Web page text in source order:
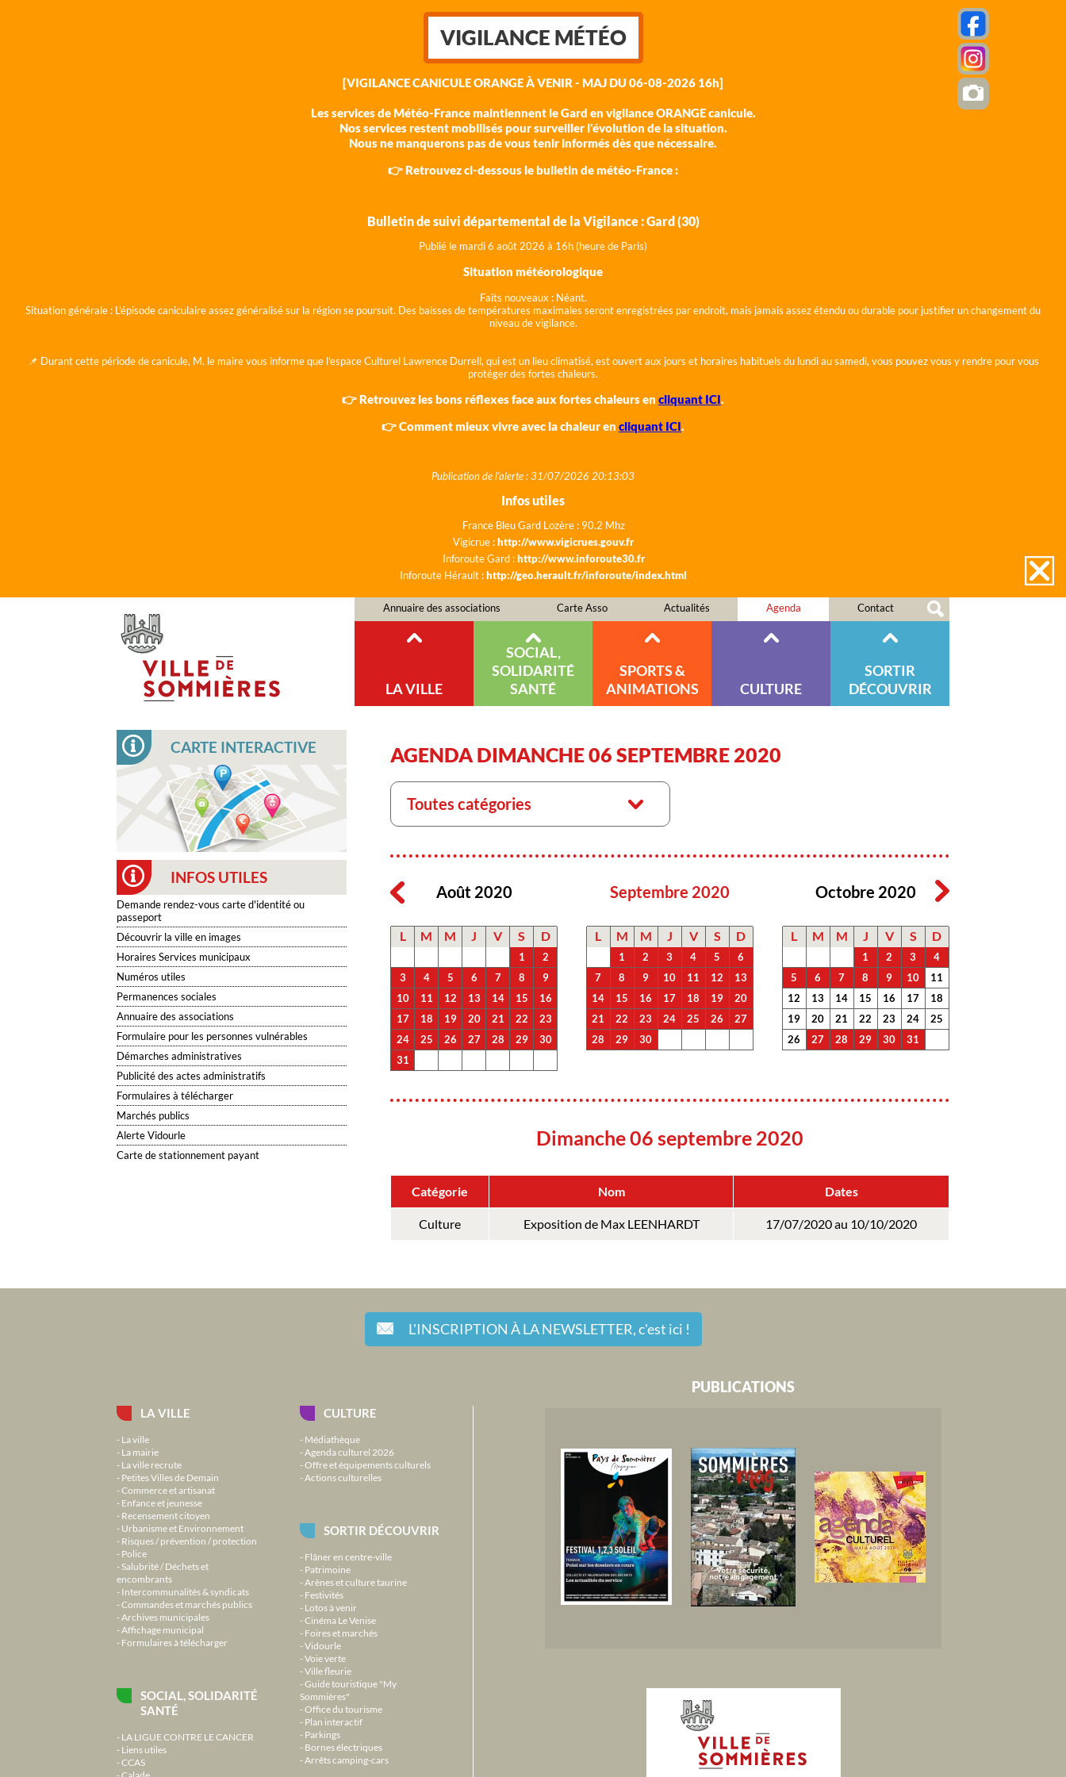
VIGILANCE MÉTÉO
[VIGILANCE CANICULE ORANGE À VENIR - MAJ DU 06-08-2026 16h]
Les services de Météo-France maintiennent le Gard en vigilance ORANGE canicule.
Nos services restent mobilisés pour surveiller l'évolution de la situation.
Nous ne manquerons pas de vous tenir informés dès que nécessaire.
👉 Retrouvez ci-dessous le bulletin de météo-France :
Bulletin de suivi départemental de la Vigilance : Gard (30)
Publié le mardi 6 août 2026 à 16h (heure de Paris)
Situation météorologique
Faits nouveaux : Néant.
Situation générale : L'épisode caniculaire assez généralisé sur la région se poursuit. Des baisses de températures maximales seront enregistrées par endroit, mais jamais assez étendu ou durable pour justifier un changement du
niveau de vigilance.
📌 Durant cette période de canicule, M. le maire vous informe que l'espace Culturel Lawrence Durrell, qui est un lieu climatisé, est ouvert aux jours et horaires habituels du lundi au samedi, vous pouvez vous y rendre pour vous
protéger des fortes chaleurs.
👉 Retrouvez les bons réflexes face aux fortes chaleurs en cliquant ICI.
👉 Comment mieux vivre avec la chaleur en cliquant ICI.
Publication de l'alerte : 31/07/2026 20:13:03
Infos utiles
France Bleu Gard Lozère : 90.2 Mhz
Vigicrue :http://www.vigicrues.gouv.fr
Inforoute Gard :http://www.inforoute30.fr
Inforoute Hérault :http://geo.herault.fr/inforoute/index.html
Annuaire des associations Carte Asso Actualités Agenda Contact
LA VILLE
SOCIAL,
SOLIDARITÉ
SANTÉ
SPORTS &
ANIMATIONS
CULTURE
SORTIR
DÉCOUVRIR
CARTE INTERACTIVE
INFOS UTILES
Demande rendez-vous carte d'identité ou
passeport
Découvrir la ville en images
Horaires Services municipaux
Numéros utiles
Permanences sociales
Annuaire des associations
Formulaire pour les personnes vulnérables
Démarches administratives
Publicité des actes administratifs
Formulaires à télécharger
Marchés publics
Alerte Vidourle
Carte de stationnement payant
AGENDA DIMANCHE 06 SEPTEMBRE 2020
Toutes catégories
Août 2020
L M M J V S D
1
2
3
4 5 6 7 8
9
10
11 12 13 14 15
16
17
18 19 20 21 22
23
24
25 26 27 28 29
30
31
Septembre 2020
L M M J V S D
1 2 3 4 5
6
7
8 9 10 11 12
13
14
15 16 17 18 19
20
21
22 23 24 25 26
27
28
29 30
Octobre 2020
L M M J V S D
1 2 3
4
5
6 7 8 9 10
11
12
13 14 15 16 17
18
19
20 21 22 23 24
25
26
27 28 29 30 31
Dimanche 06 septembre 2020
Catégorie Nom Dates
Culture Exposition de Max LEENHARDT 17/07/2020 au 10/10/2020
L'INSCRIPTION À LA NEWSLETTER,c'est ici !
LA VILLE
La ville
La mairie
La ville recrute
Petites Villes de Demain
Commerce et artisanat
Enfance et jeunesse
Recensement citoyen
Urbanisme et Environnement
Risques / prévention / protection
Police
Salubrité / Déchets et
encombrants
Intercommunalités & syndicats
Commandes et marchés publics
Archives municipales
Affichage municipal
Formulaires à télécharger
SOCIAL, SOLIDARITÉ
SANTÉ
LA LIGUE CONTRE LE CANCER
Liens utiles
CCAS
Calade
CULTURE
Médiathèque
Agenda culturel 2026
Offre et équipements culturels
Actions culturelles
SORTIR DÉCOUVRIR
Flâner en centre-ville
Patrimoine
Arènes et culture taurine
Festivités
Lotos à venir
Cinéma Le Venise
Foires et marchés
Vidourle
Voie verte
Ville fleurie
Guide touristique "My
Sommières"
Office du tourisme
Plan interactif
Parkings
Bornes électriques
Arrêts camping-cars
PUBLICATIONS